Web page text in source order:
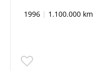
1996 | 1.100.000 km